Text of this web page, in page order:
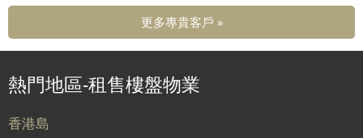
更多專貴客戶 »
熱門地區-租售樓盤物業
香港島